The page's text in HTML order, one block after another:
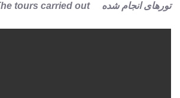
تورهای انجام شده The tours carried out